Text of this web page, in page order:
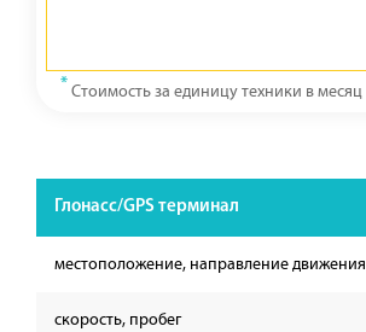
* Стоимость за единицу техники в месяц
Глонасс/GPS терминал
местоположение, направление движения
скорость, пробег